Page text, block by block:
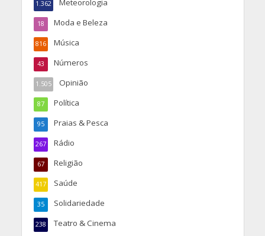
Meteorologia
1.362
Moda e Beleza
18
Música
816
Números
43
Opinião
1.505
Política
87
Praias & Pesca
95
Rádio
267
Religião
67
Saúde
417
Solidariedade
35
Teatro & Cinema
238